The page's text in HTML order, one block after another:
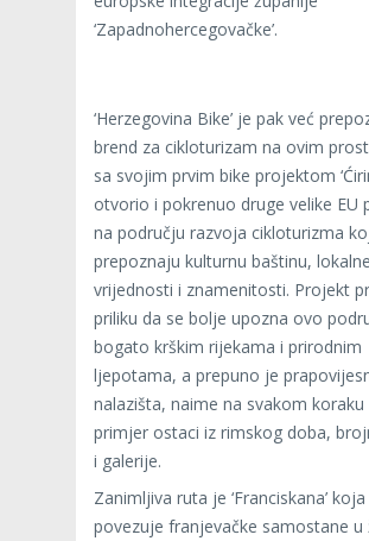
‘Zapadnohercegovačke’.
‘Herzegovina Bike’ je pak već
brend za cikloturizam na ovim
sa svojim prvim bike projektom
otvorio i pokrenuo druge velike EU
na području razvoja cikloturizma
prepoznaju kulturnu baštinu, lokalne
vrijednosti i znamenitosti. Projekt
priliku da se bolje upozna ovo
bogato krškim rijekama i prirodnim
ljepotama, a prepuno je
nalazišta, naime na svakom koraku
primjer ostaci iz rimskog doba,
i galerije.
Zanimljiva ruta je ‘Franciskana’ koja
povezuje franjevačke samostane u